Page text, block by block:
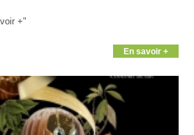
+"
En savoir +